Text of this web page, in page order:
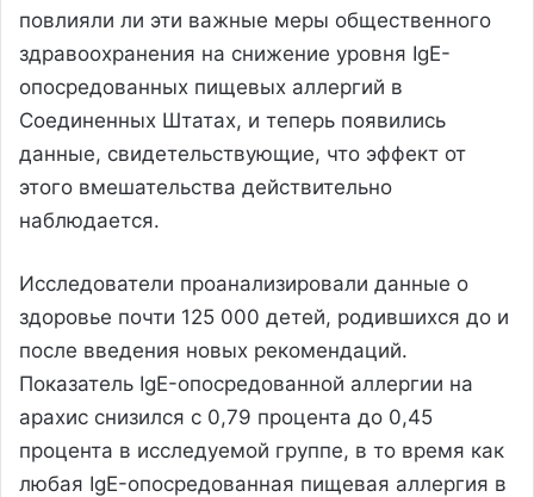
повлияли ли эти важные меры общественного
здравоохранения на снижение уровня IgE-
опосредованных пищевых аллергий в
Соединенных Штатах, и теперь появились
данные, свидетельствующие, что эффект от
этого вмешательства действительно
наблюдается.
Исследователи проанализировали данные о
здоровье почти 125 000 детей, родившихся до и
после введения новых рекомендаций.
Показатель IgE-опосредованной аллергии на
арахис снизился с 0,79 процента до 0,45
процента в исследуемой группе, в то время как
любая IgE-опосредованная пищевая аллергия в